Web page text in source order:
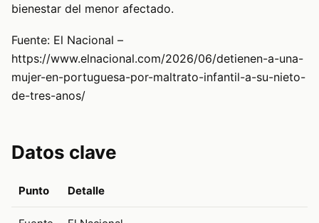
bienestar del menor afectado.
Fuente: El Nacional –
https://www.elnacional.com/2026/06/detienen-a-una-
mujer-en-portuguesa-por-maltrato-infantil-a-su-nieto-
de-tres-anos/
Datos clave
Punto Detalle